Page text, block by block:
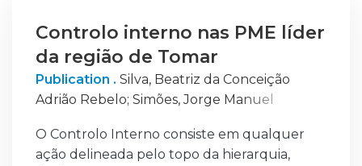
Controlo interno nas PME líder
da região de Tomar
Publication . Silva, Beatriz da Conceição
Adrião Rebelo; Simões, Jorge Manuel
O Controlo Interno consiste em qualquer
ação delineada pelo topo da hierarquia,